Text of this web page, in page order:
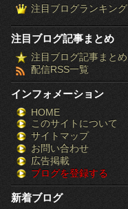
注目ブログランキング
注目ブログ記事まとめ
注目ブログ記事まとめ
配信RSS一覧
インフォメーション
HOME
このサイトについて
サイトマップ
お問い合わせ
広告掲載
ブログを登録する
新着ブログ